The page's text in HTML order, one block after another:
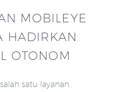
MOBILEYE
HADIRKAN
OTONOM
satu layanan